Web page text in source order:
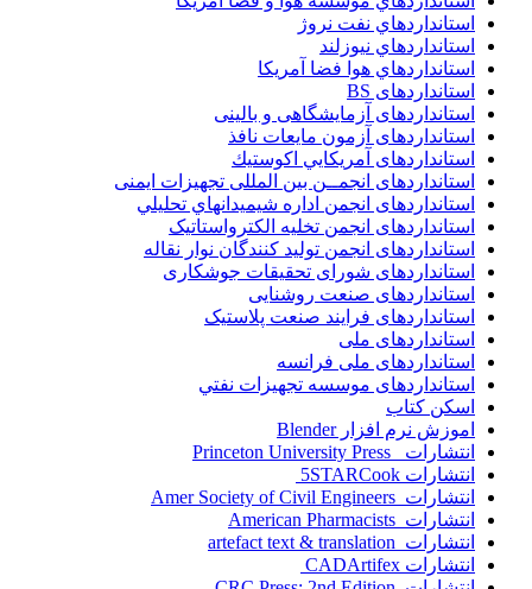
استانداردهاي نفت نروژ
استانداردهاي نيوزلند
استانداردهاي هوا فضا آمريکا
استانداردهای BS
استانداردهای آزمایشگاهی و بالینی
استانداردهای آزمون مایعات نافذ
استانداردهای آمريكايي اكوستيك
استانداردهای انجمــن بين المللى تجهيزات ايمنى
استانداردهای انجمن اداره شيميدانهاي تحليلي
استانداردهای انجمن تخليه الکترواستاتيک
استانداردهای انجمن توليد کنندگان نوار نقاله
استانداردهای شورای تحقیقات جوشکاری
استانداردهای صنعت روشنایی
استانداردهای فرايند صنعت پلاستيک
استانداردهای ملی
استانداردهای ملی فرانسه
استانداردهای موسسه تجهيزات نفتي
اسکن کتاب
اموزش نرم افزار Blender
انتشارات Princeton University Press
انتشارات ‎ 5STARCook
انتشارات Amer Society of Civil Engineers
انتشارات American Pharmacists
انتشارات artefact text & translation
انتشارات ‎ CADArtifex